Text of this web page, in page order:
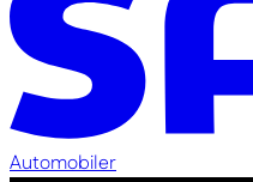
Automobiler